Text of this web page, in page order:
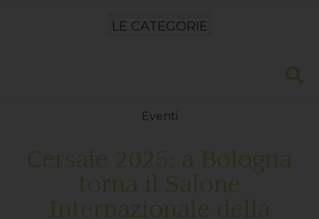
Eventi
Cersaie 2025: a Bologna
torna il Salone
Internazionale della